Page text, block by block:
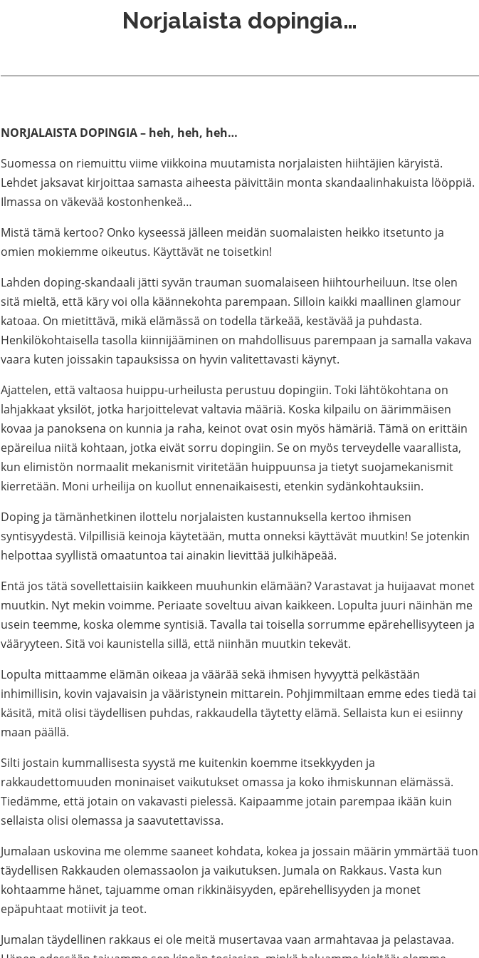
Norjalaista dopingia…
NORJALAISTA DOPINGIA – heh, heh, heh…
Suomessa on riemuittu viime viikkoina muutamista norjalaisten hiihtäjien käryistä.
Lehdet jaksavat kirjoittaa samasta aiheesta päivittäin monta skandaalinhakuista lööppiä.
Ilmassa on väkevää kostonhenkeä…
Mistä tämä kertoo? Onko kyseessä jälleen meidän suomalaisten heikko itsetunto ja
omien mokiemme oikeutus. Käyttävät ne toisetkin!
Lahden doping-skandaali jätti syvän trauman suomalaiseen hiihtourheiluun. Itse olen
sitä mieltä, että käry voi olla käännekohta parempaan. Silloin kaikki maallinen glamour
katoaa. On mietittävä, mikä elämässä on todella tärkeää, kestävää ja puhdasta.
Henkilökohtaisella tasolla kiinnijääminen on mahdollisuus parempaan ja samalla vakava
vaara kuten joissakin tapauksissa on hyvin valitettavasti käynyt.
Ajattelen, että valtaosa huippu-urheilusta perustuu dopingiin. Toki lähtökohtana on
lahjakkaat yksilöt, jotka harjoittelevat valtavia määriä. Koska kilpailu on äärimmäisen
kovaa ja panoksena on kunnia ja raha, keinot ovat osin myös hämäriä. Tämä on erittäin
epäreilua niitä kohtaan, jotka eivät sorru dopingiin. Se on myös terveydelle vaarallista,
kun elimistön normaalit mekanismit viritetään huippuunsa ja tietyt suojamekanismit
kierretään. Moni urheilija on kuollut ennenaikaisesti, etenkin sydänkohtauksiin.
Doping ja tämänhetkinen ilottelu norjalaisten kustannuksella kertoo ihmisen
syntisyydestä. Vilpillisiä keinoja käytetään, mutta onneksi käyttävät muutkin! Se jotenkin
helpottaa syyllistä omaatuntoa tai ainakin lievittää julkihäpeää.
Entä jos tätä sovellettaisiin kaikkeen muuhunkin elämään? Varastavat ja huijaavat monet
muutkin. Nyt mekin voimme. Periaate soveltuu aivan kaikkeen. Lopulta juuri näinhän me
usein teemme, koska olemme syntisiä. Tavalla tai toisella sorrumme epärehellisyyteen ja
vääryyteen. Sitä voi kaunistella sillä, että niinhän muutkin tekevät.
Lopulta mittaamme elämän oikeaa ja väärää sekä ihmisen hyvyyttä pelkästään
inhimillisin, kovin vajavaisin ja vääristynein mittarein. Pohjimmiltaan emme edes tiedä tai
käsitä, mitä olisi täydellisen puhdas, rakkaudella täytetty elämä. Sellaista kun ei esiinny
maan päällä.
Silti jostain kummallisesta syystä me kuitenkin koemme itsekkyyden ja
rakkaudettomuuden moninaiset vaikutukset omassa ja koko ihmiskunnan elämässä.
Tiedämme, että jotain on vakavasti pielessä. Kaipaamme jotain parempaa ikään kuin
sellaista olisi olemassa ja saavutettavissa.
Jumalaan uskovina me olemme saaneet kohdata, kokea ja jossain määrin ymmärtää tuon
täydellisen Rakkauden olemassaolon ja vaikutuksen. Jumala on Rakkaus. Vasta kun
kohtaamme hänet, tajuamme oman rikkinäisyyden, epärehellisyyden ja monet
epäpuhtaat motiivit ja teot.
Jumalan täydellinen rakkaus ei ole meitä musertavaa vaan armahtavaa ja pelastavaa.